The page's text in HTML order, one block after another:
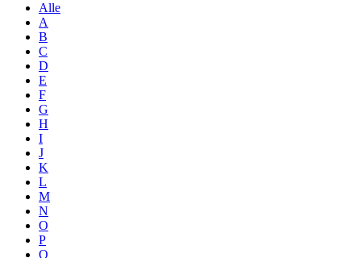
Alle
A
B
C
D
E
F
G
H
I
J
K
L
M
N
O
P
Q